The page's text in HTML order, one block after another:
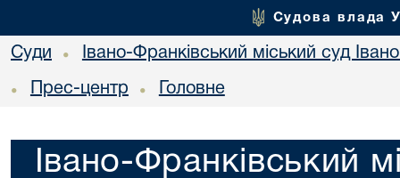
Судова влада
Суди • Івано-Франківський міський суд
• Прес-центр • Головне
Івано-Франківський